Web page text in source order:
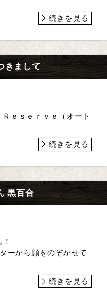
続きを見る
きまして
ｅｓｅｒｖｅ（オート
続きを見る
黒百合
あと梅貝も！
ーから顔をのぞかせて
続きを見る